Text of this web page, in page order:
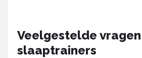
Veelgestelde
slaaptrainers